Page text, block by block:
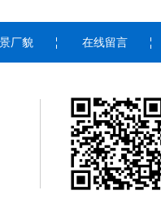
厂貌 在线留言